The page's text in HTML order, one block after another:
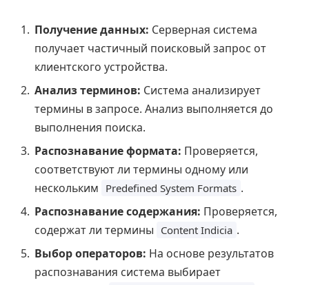
Получение данных: Серверная система
получает частичный поисковый запрос от
клиентского устройства.
Анализ терминов: Система анализирует
термины в запросе. Анализ выполняется до
выполнения поиска.
Распознавание формата: Проверяется,
соответствуют ли термины одному или
нескольким Predefined System Formats .
Распознавание содержания: Проверяется,
содержат ли термины Content Indicia .
Выбор операторов: На основе результатов
распознавания система выбирает